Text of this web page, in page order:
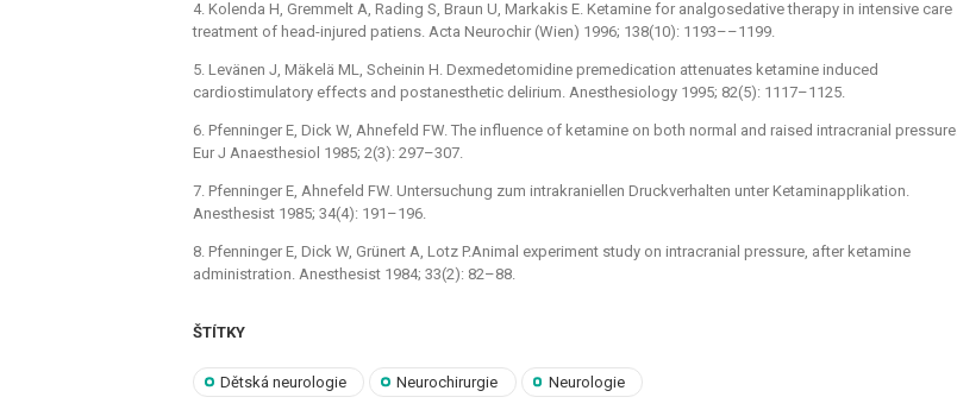
4. Kolenda H, Gremmelt A, Rading S, Braun U, Markakis E. Ketamine for analgosedative therapy in intensive care
treatment of head-injured patiens. Acta Neurochir (Wien) 1996; 138(10): 1193––1199.
5. Levänen J, Mäkelä ML, Scheinin H. Dexmedetomidine premedication attenuates ketamine induced
cardiostimulatory effects and postanesthetic delirium. Anesthesiology 1995; 82(5): 1117–1125.
6. Pfenninger E, Dick W, Ahnefeld FW. The influence of ketamine on both normal and raised intracranial pressure.
Eur J Anaesthesiol 1985; 2(3): 297–307.
7. Pfenninger E, Ahnefeld FW. Untersuchung zum intrakraniellen Druckverhalten unter Ketaminapplikation.
Anesthesist 1985; 34(4): 191–196.
8. Pfenninger E, Dick W, Grünert A, Lotz P.Animal experiment study on intracranial pressure, after ketamine
administration. Anesthesist 1984; 33(2): 82–88.
ŠTÍTKY
Dětská neurologie Neurochirurgie Neurologie